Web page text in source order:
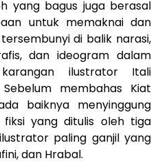
yang bagus juga berasal
untuk memaknai dan
di balik narasi,
dan ideogram dalam
ilustrator Itali
membahas Kiat
baiknya menyinggung
yang ditulis oleh tiga
paling ganjil yang
dan Hrabal.